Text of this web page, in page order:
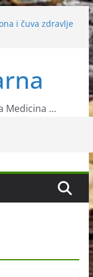
i čuva zdravlje
bolesti
Medicina …